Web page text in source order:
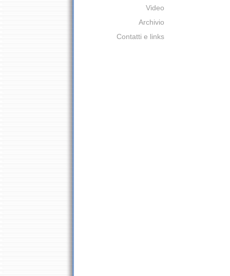
Video
Archivio
Contatti e links